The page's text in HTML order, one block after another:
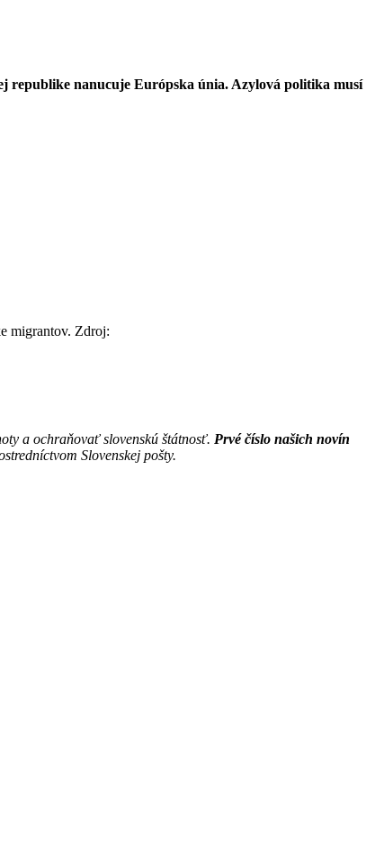
republike nanucuje Európska únia. Azylová politika musí
migrantov. Zdroj:
a ochraňovať slovenskú štátnosť. Prvé číslo našich novín
Slovenskej pošty.